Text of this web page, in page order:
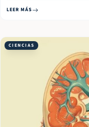
nueva cinta protagonizada por
LEER MÁS
CIENCIAS